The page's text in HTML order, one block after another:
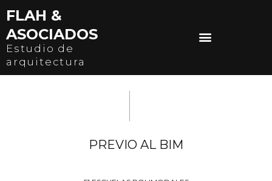
contenido
FLAH &
ASOCIADOS
Estudio de
arquitectura
PREVIO AL BIM